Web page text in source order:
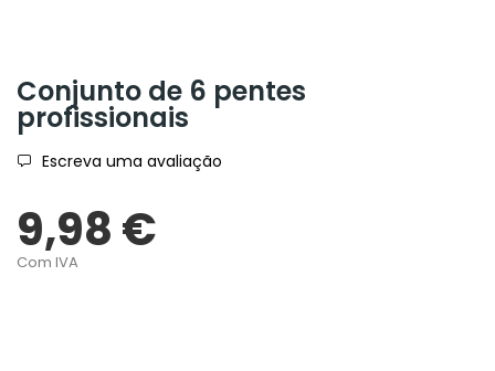
Conjunto de 6 pentes
profissionais
Escreva uma avaliação
9,98 €
Com IVA